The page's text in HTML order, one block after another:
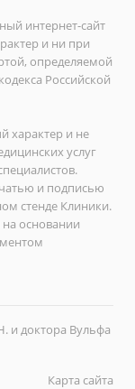
интернет-сайт
и ни при
определяемой
Российской
характер и не
услуг
и подписью
стенде Клиники.
на основании
и доктора Вульфа
Карта сайта